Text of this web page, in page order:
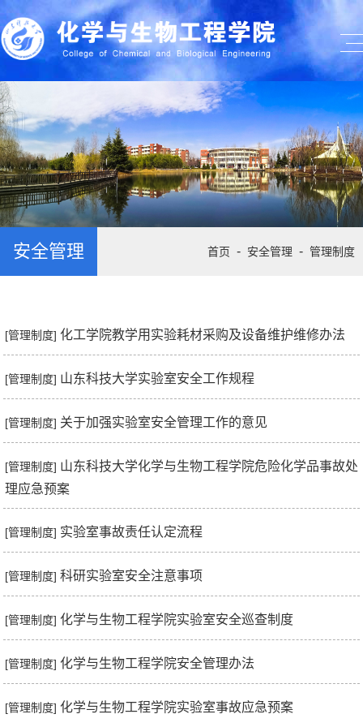
安全管理 首页 - 安全管理 - 管理制度
[管理制度] 化工学院教学用实验耗材采购及设备维护维修办法
[管理制度] 山东科技大学实验室安全工作规程
[管理制度] 关于加强实验室安全管理工作的意见
[管理制度] 山东科技大学化学与生物工程学院危险化学品事故处
理应急预案
[管理制度] 实验室事故责任认定流程
[管理制度]科研实验室安全注意事项
[管理制度] 化学与生物工程学院实验室安全巡查制度
[管理制度] 化学与生物工程学院安全管理办法
[管理制度] 化学与生物工程学院实验室事故应急预案